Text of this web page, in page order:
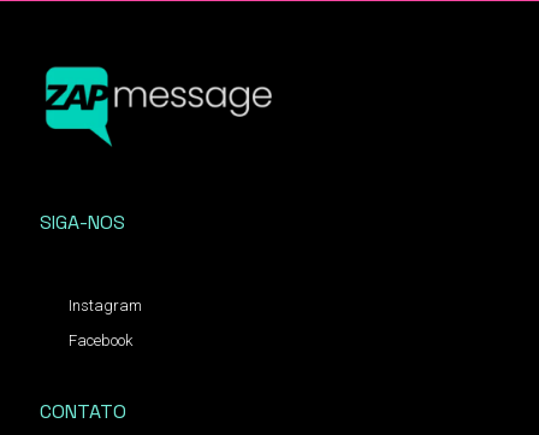
SIGA-NOS
Instagram
Facebook
CONTATO